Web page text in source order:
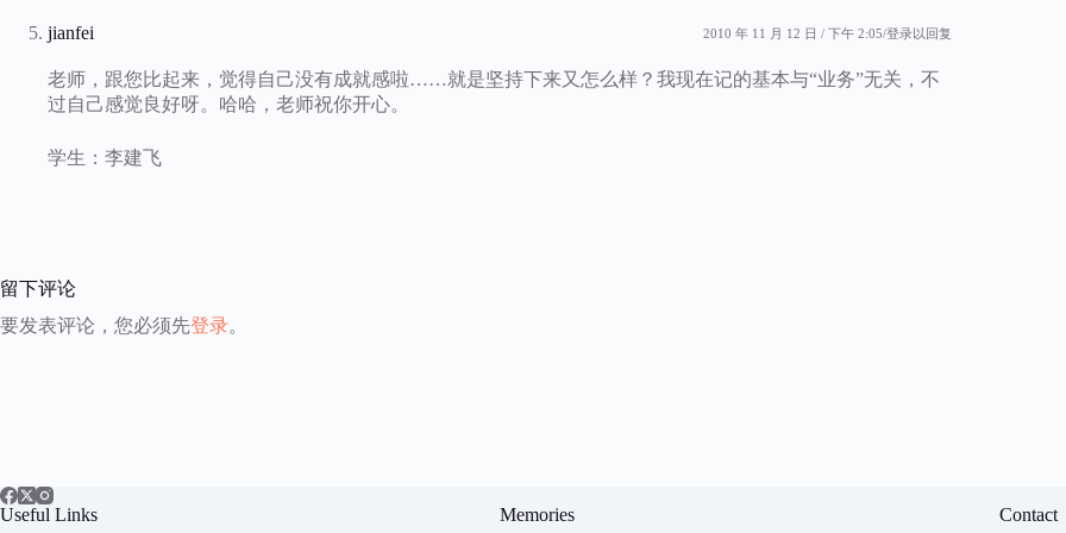
jianfei 2010 年 11 月 12 日 / 下午 2:05 登录以回复
老师，跟您比起来，觉得自己没有成就感啦……就是坚持下来又怎么样？我现在记的基本与“业务”无关，不
过自己感觉良好呀。哈哈，老师祝你开心。
学生：李建飞
留下评论
要发表评论，您必须先登录。
Useful Links Memories Contact